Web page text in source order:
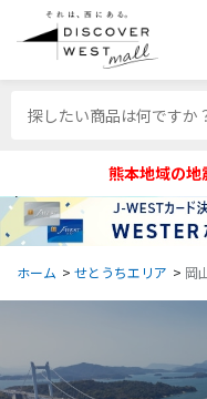
熊本地域の地
ホーム > せとうちエリア > 岡